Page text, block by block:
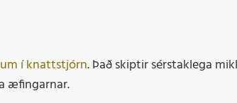
í knattstjórn. Það skiptir sérstaklega
æfingarnar.